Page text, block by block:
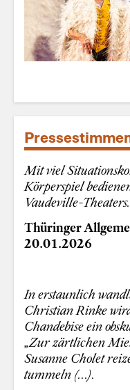
Mit viel
Körperspiel
Vaudeville-Theaters.
Thüringer
20.01.2026
In erstaunlich
Christian Rinke
Chandebise ein
„Zur zärtlichen
Susanne Cholet
tummeln (...).